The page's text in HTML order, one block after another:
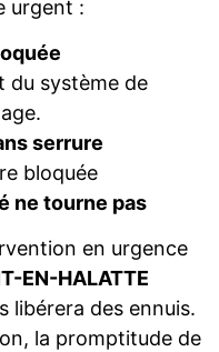
urgent :
du système de
serrure
bloquée
ne tourne pas
en urgence
EN-HALATTE
libérera des ennuis.
la promptitude de